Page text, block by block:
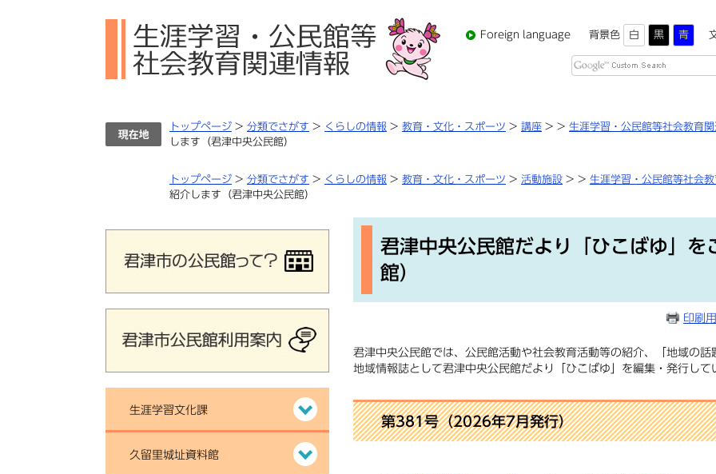
Foreign language 背景色 白 黒 青
タ
索
トップページ > 分類でさがす > くらしの情報 > 教育・文化・スポーツ > 講座 > > 生涯学習・公民館等社会教育
します（君津中央公民館）
トップページ > 分類でさがす > くらしの情報 > 教育・文化・スポーツ > 活動施設 > > 生涯学習・公民館等社会
紹介します（君津中央公民館）
生涯学習文化課
久留里城址資料館
本
君津中央公民館だより「ひこばゆ」を
館）
印刷
君津中央公民館では、公民館活動や社会教育活動等の紹介、「地域の
地域情報誌として君津中央公民館だより「ひこばゆ」を編集・発行して
第381号（2026年7月発行）